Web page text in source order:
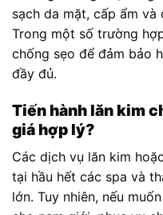
sạch da mặt, cấp ẩm và
Trong một số trường
chống sẹo để đảm bảo
đầy đủ.
Tiến hành lăn kim
giá hợp lý?
Các dịch vụ lăn kim
tại hầu hết các spa và
lớn. Tuy nhiên, nếu